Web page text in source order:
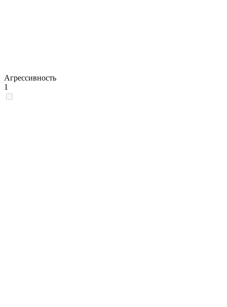
Агрессивность
1